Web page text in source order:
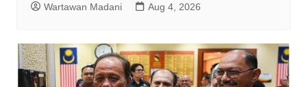
Wartawan Madani Aug 4, 2026